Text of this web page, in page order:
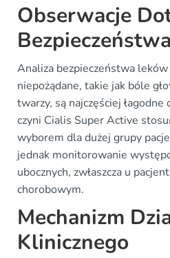
Obserwacje
Bezpieczeństwa
Analiza bezpieczeństwa leków
niepożądane, takie jak bóle
twarzy, są najczęściej
czyni Cialis Super Active
wyborem dla dużej grupy
jednak monitorowanie
ubocznych, zwłaszcza u
chorobowym.
Mechanizm
Klinicznego